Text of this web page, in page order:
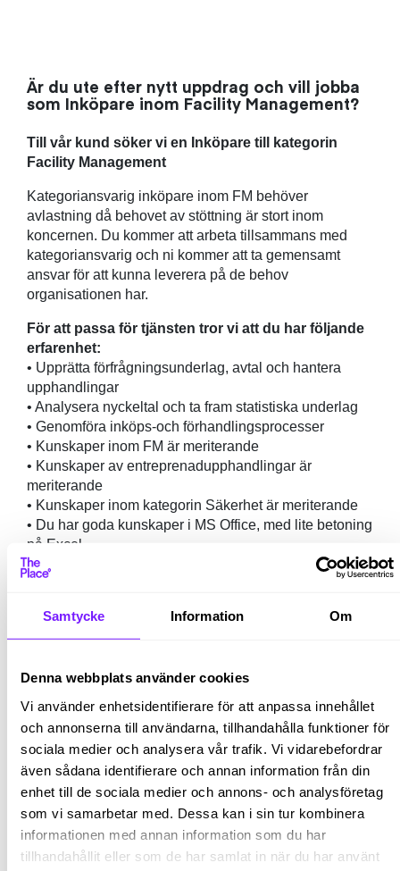
Samtycke Information Om
Denna webbplats använder cookies
Vi använder enhetsidentifierare för att anpassa innehållet
och annonserna till användarna, tillhandahålla funktioner för
sociala medier och analysera vår trafik. Vi vidarebefordrar
även sådana identifierare och annan information från din
enhet till de sociala medier och annons- och analysföretag
som vi samarbetar med. Dessa kan i sin tur kombinera
informationen med annan information som du har
tillhandahållit eller som de har samlat in när du har använt
Är du ute efter nytt uppdrag och vill jobba
som Inköpare inom Facility Management?
Till vår kund söker vi en Inköpare till kategorin
Facility Management
Kategoriansvarig inköpare inom FM behöver
avlastning då behovet av stöttning är stort inom
koncernen. Du kommer att arbeta tillsammans med
kategoriansvarig och ni kommer att ta gemensamt
ansvar för att kunna leverera på de behov
organisationen har.
För att passa för tjänsten tror vi att du har följande
erfarenhet:
• Upprätta förfrågningsunderlag, avtal och hantera
upphandlingar
• Analysera nyckeltal och ta fram statistiska underlag
• Genomföra inköps-och förhandlingsprocesser
• Kunskaper inom FM är meriterande
• Kunskaper av entreprenadupphandlingar är
meriterande
• Kunskaper inom kategorin Säkerhet är meriterande
• Du har goda kunskaper i MS Office, med lite betoning
på Excel
• Du är noggrann och kvalitetsmedveten och håller en
Som person är du strukturerad och har förmågan att
kunna hantera flera arbetsuppgifter parallellt under
Detta är ett konsultuppdrag på heltid 40h/v med
arbetstider 8-17 på vardagar. Du blir anställd som
konsult via oss på The Place .Önskad start omgående
och uppdraget pågår till 28 juni 2024. Du utgår från
Urval sker löpande och tjänsten kan komma att
tillsättas innan sista ansökningsdagen.